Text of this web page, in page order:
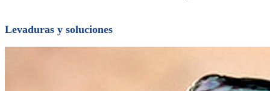
Levaduras y soluciones